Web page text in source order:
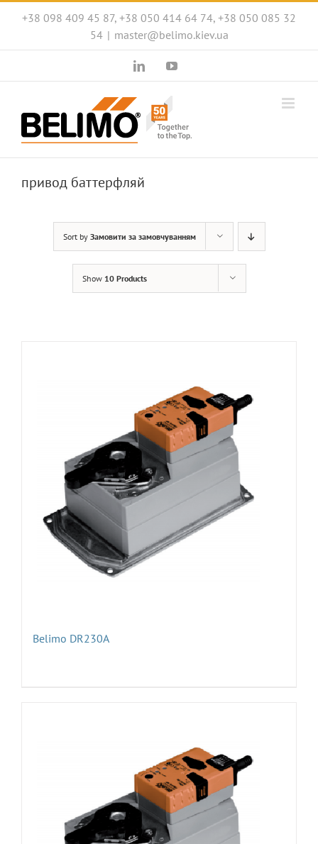
+38 098 409 45 87, +38 050 414 64 74, +38 050 085 32
54 | master@belimo.kiev.ua
LinkedInYouTube
привод баттерфляй
Sort by Замовити за замовчуванням
Show 10 Products
Belimo DR230A